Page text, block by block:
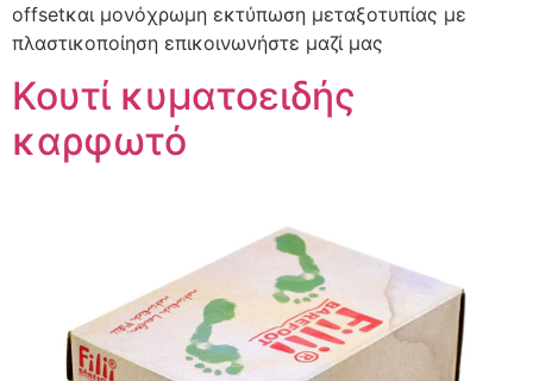
offsetκαι μονόχρωμη εκτύπωση μεταξοτυπίας με
πλαστικοποίηση επικοινωνήστε μαζί μας
Κουτί κυματοειδής
καρφωτό